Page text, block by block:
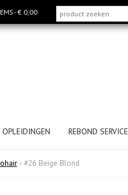
- € 0,00
OPLEIDINGEN REBOND SERVICE
› #26 Beige Blond